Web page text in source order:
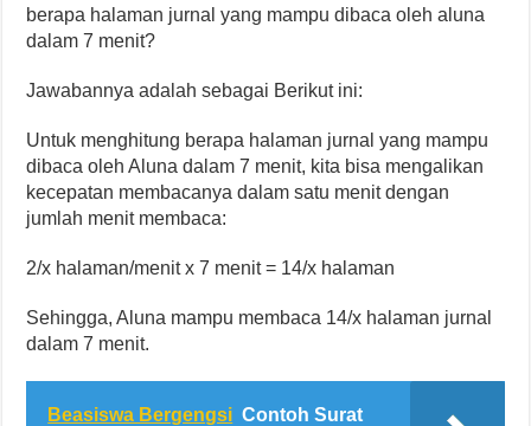
berapa halaman jurnal yang mampu dibaca oleh aluna
dalam 7 menit?
Jawabannya adalah sebagai Berikut ini:
Untuk menghitung berapa halaman jurnal yang mampu
dibaca oleh Aluna dalam 7 menit, kita bisa mengalikan
kecepatan membacanya dalam satu menit dengan
jumlah menit membaca:
2/x halaman/menit x 7 menit = 14/x halaman
Sehingga, Aluna mampu membaca 14/x halaman jurnal
dalam 7 menit.
Beasiswa Bergengsi Contoh Surat